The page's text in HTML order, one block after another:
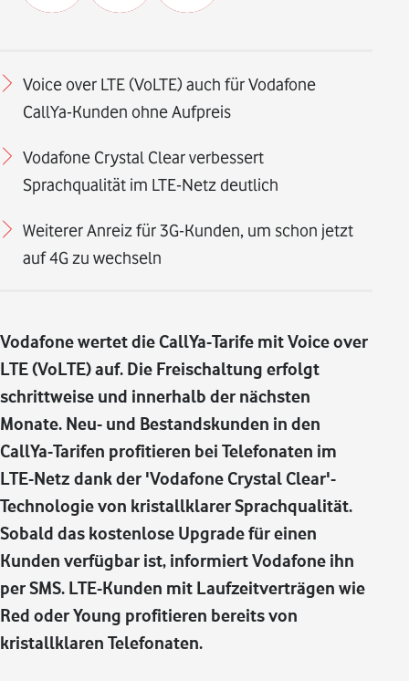
Voice over LTE (VoLTE) auch für Vodafone
CallYa-Kunden ohne Aufpreis
Vodafone Crystal Clear verbessert
Sprachqualität im LTE-Netz deutlich
Weiterer Anreiz für 3G-Kunden, um schon jetzt
auf 4G zu wechseln
Vodafone wertet die CallYa-Tarife mit Voice over
LTE (VoLTE) auf. Die Freischaltung erfolgt
schrittweise und innerhalb der nächsten
Monate. Neu- und Bestandskunden in den
CallYa-Tarifen profitieren bei Telefonaten im
LTE-Netz dank der 'Vodafone Crystal Clear'-
Technologie von kristallklarer Sprachqualität.
Sobald das kostenlose Upgrade für einen
Kunden verfügbar ist, informiert Vodafone ihn
per SMS. LTE-Kunden mit Laufzeitverträgen wie
Red oder Young profitieren bereits von
kristallklaren Telefonaten.